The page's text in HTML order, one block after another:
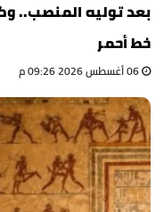
بعد توليه المنصب..
خط أحمر